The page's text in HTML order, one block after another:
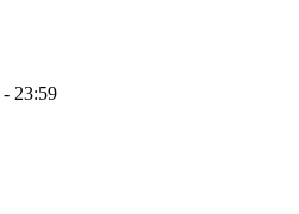
- 23:59